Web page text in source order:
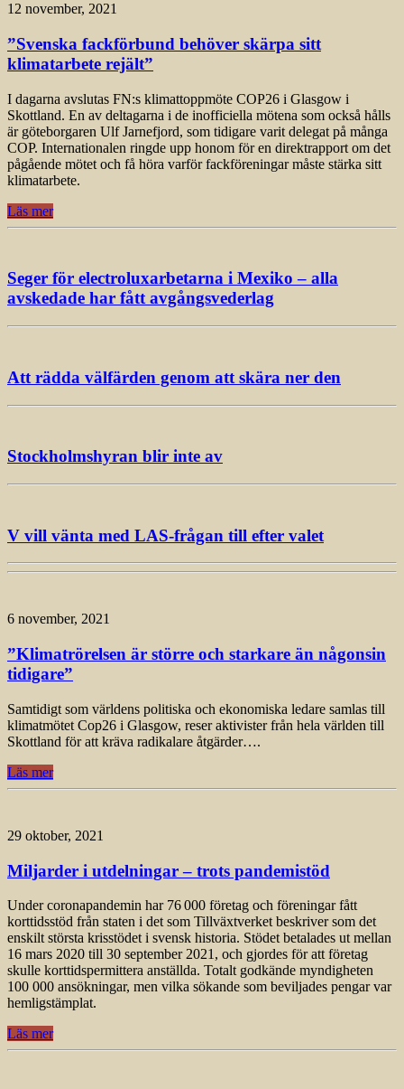
12 november, 2021
”Svenska fackförbund behöver skärpa sitt
klimatarbete rejält”
I dagarna avslutas FN:s klimattoppmöte COP26 i Glasgow i
Skottland. En av deltagarna i de inofficiella mötena som också hålls
är göteborgaren Ulf Jarnefjord, som tidigare varit delegat på många
COP. Internationalen ringde upp honom för en direktrapport om det
pågående mötet och få höra varför fackföreningar måste stärka sitt
klimatarbete.
Läs mer
Seger för electroluxarbetarna i Mexiko – alla
avskedade har fått avgångsvederlag
Att rädda välfärden genom att skära ner den
Stockholmshyran blir inte av
V vill vänta med LAS-frågan till efter valet
6 november, 2021
”Klimatrörelsen är större och starkare än någonsin
tidigare”
Samtidigt som världens politiska och ekonomiska ledare samlas till
klimatmötet Cop26 i Glasgow, reser aktivister från hela världen till
Skottland för att kräva radikalare åtgärder….
Läs mer
29 oktober, 2021
Miljarder i utdelningar – trots pandemistöd
Under coronapandemin har 76 000 företag och föreningar fått
korttidsstöd från staten i det som Tillväxtverket beskriver som det
enskilt största krisstödet i svensk historia. Stödet betalades ut mellan
16 mars 2020 till 30 september 2021, och gjordes för att företag
skulle korttidspermittera anställda. Totalt godkände myndigheten
100 000 ansökningar, men vilka sökande som beviljades pengar var
hemligstämplat.
Läs mer